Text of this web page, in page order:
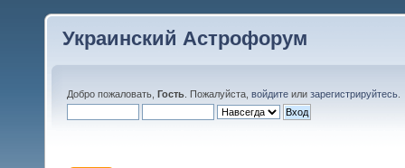
Украинский Астрофорум
Добро пожаловать, Гость . Пожалуйста, войдите или зарегистрируйтесь